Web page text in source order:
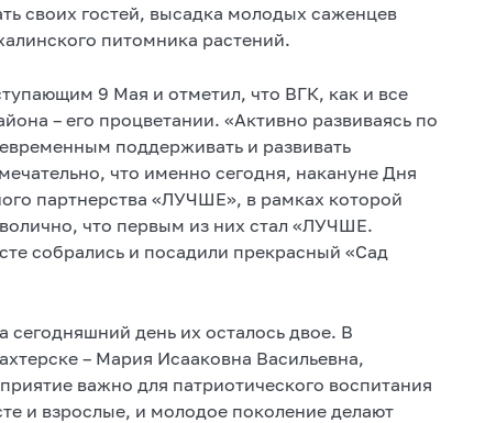
своих гостей, высадка молодых саженцев
питомника растений.
9 Мая и отметил, что ВГК, как и все
– его процветании. «Активно развиваясь по
поддерживать и развивать
что именно сегодня, накануне Дня
партнерства «ЛУЧШЕ», в рамках которой
что первым из них стал «ЛУЧШЕ.
собрались и посадили прекрасный «Сад
сегодняшний день их осталось двое. В
– Мария Исааковна Васильевна,
важно для патриотического воспитания
и взрослые, и молодое поколение делают